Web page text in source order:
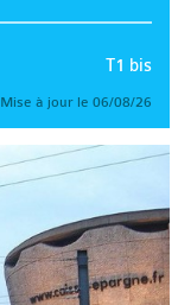
T1 bis
Mise à jour le 06/08/26